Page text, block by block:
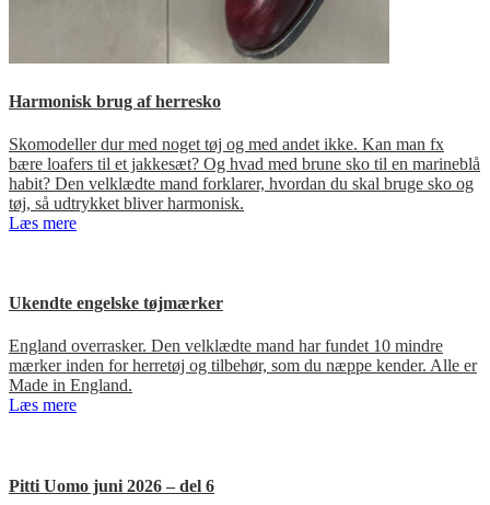
Harmonisk brug af herresko
Skomodeller dur med noget tøj og med andet ikke. Kan man fx
bære loafers til et jakkesæt? Og hvad med brune sko til en marineblå
habit? Den velklædte mand forklarer, hvordan du skal bruge sko og
tøj, så udtrykket bliver harmonisk.
Læs mere
Ukendte engelske tøjmærker
England overrasker. Den velklædte mand har fundet 10 mindre
mærker inden for herretøj og tilbehør, som du næppe kender. Alle er
Made in England.
Læs mere
Pitti Uomo juni 2026 – del 6